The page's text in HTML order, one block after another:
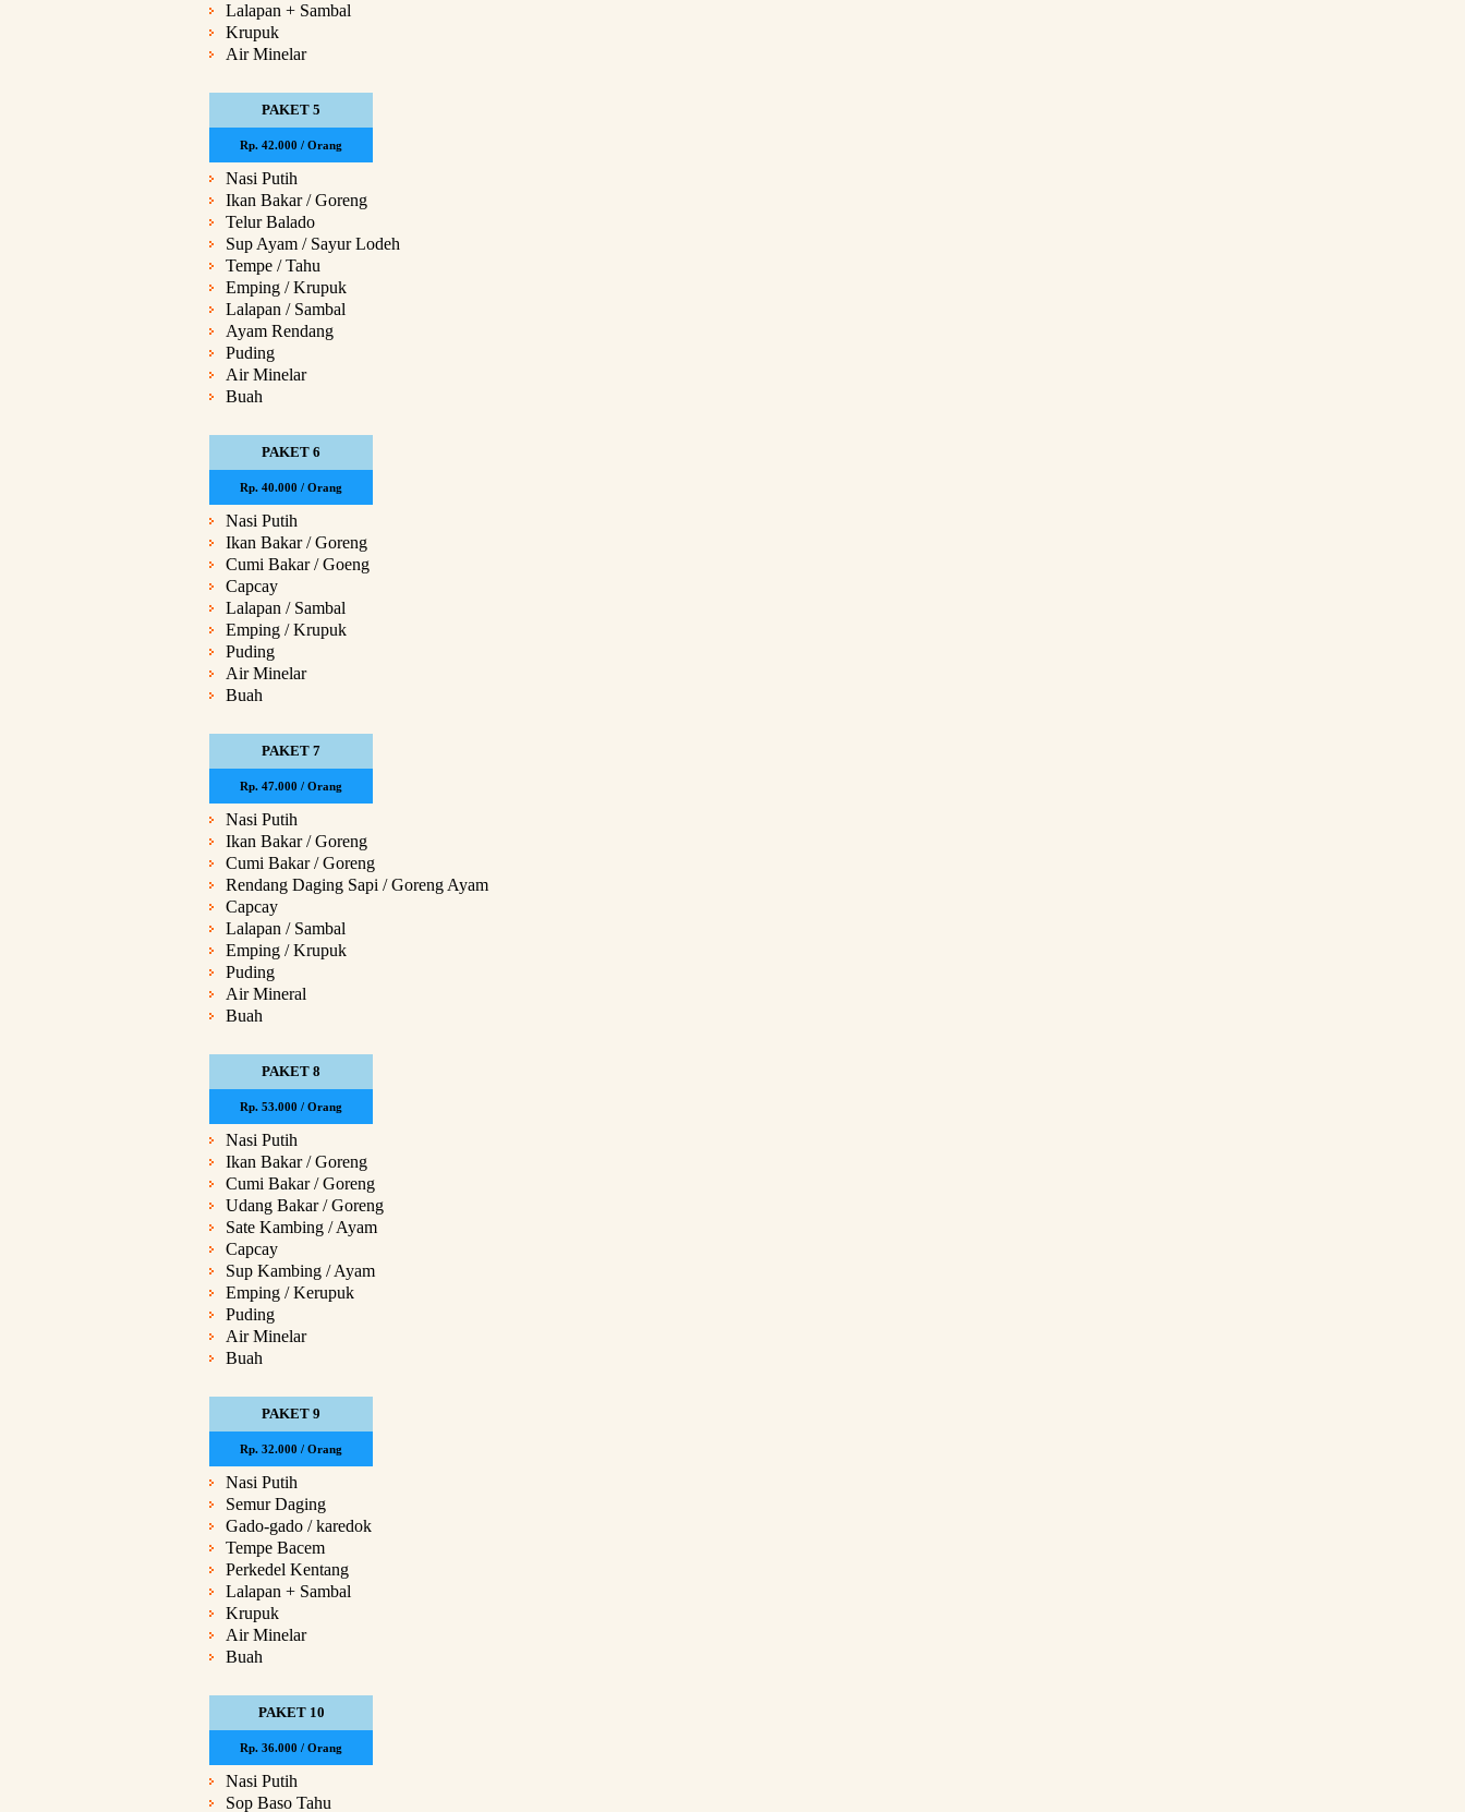
Lalapan + Sambal
Krupuk
Air Minelar
PAKET 5
Rp. 42.000 / Orang
Nasi Putih
Ikan Bakar / Goreng
Telur Balado
Sup Ayam / Sayur Lodeh
Tempe / Tahu
Emping / Krupuk
Lalapan / Sambal
Ayam Rendang
Puding
Air Minelar
Buah
PAKET 6
Rp. 40.000 / Orang
Nasi Putih
Ikan Bakar / Goreng
Cumi Bakar / Goeng
Capcay
Lalapan / Sambal
Emping / Krupuk
Puding
Air Minelar
Buah
PAKET 7
Rp. 47.000 / Orang
Nasi Putih
Ikan Bakar / Goreng
Cumi Bakar / Goreng
Rendang Daging Sapi / Goreng Ayam
Capcay
Lalapan / Sambal
Emping / Krupuk
Puding
Air Mineral
Buah
PAKET 8
Rp. 53.000 / Orang
Nasi Putih
Ikan Bakar / Goreng
Cumi Bakar / Goreng
Udang Bakar / Goreng
Sate Kambing / Ayam
Capcay
Sup Kambing / Ayam
Emping / Kerupuk
Puding
Air Minelar
Buah
PAKET 9
Rp. 32.000 / Orang
Nasi Putih
Semur Daging
Gado-gado / karedok
Tempe Bacem
Perkedel Kentang
Lalapan + Sambal
Krupuk
Air Minelar
Buah
PAKET 10
Rp. 36.000 / Orang
Nasi Putih
Sop Baso Tahu